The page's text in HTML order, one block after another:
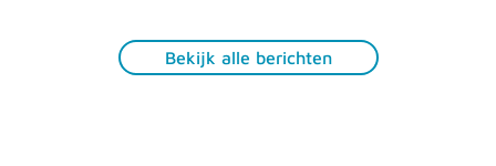
Bekijk alle berichten